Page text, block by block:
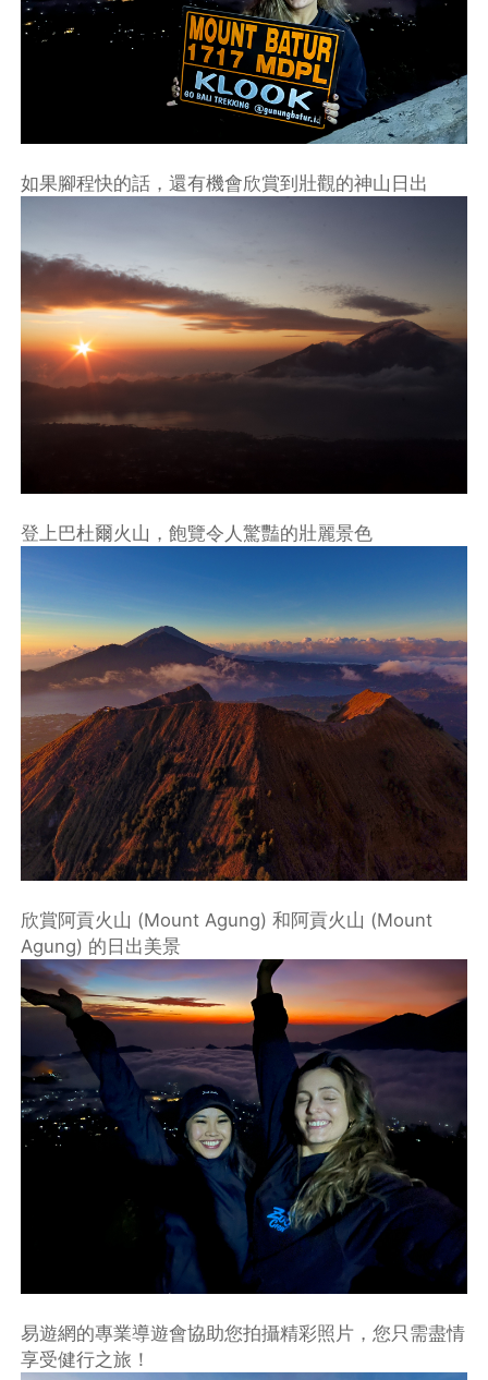
如果腳程快的話，還有機會欣賞到壯觀的神山日出
登上巴杜爾火山，飽覽令人驚豔的壯麗景色
欣賞阿貢火山 (Mount Agung) 和阿貢火山 (Mount
Agung) 的日出美景
易遊網的專業導遊會協助您拍攝精彩照片，您只需盡情
享受健行之旅！